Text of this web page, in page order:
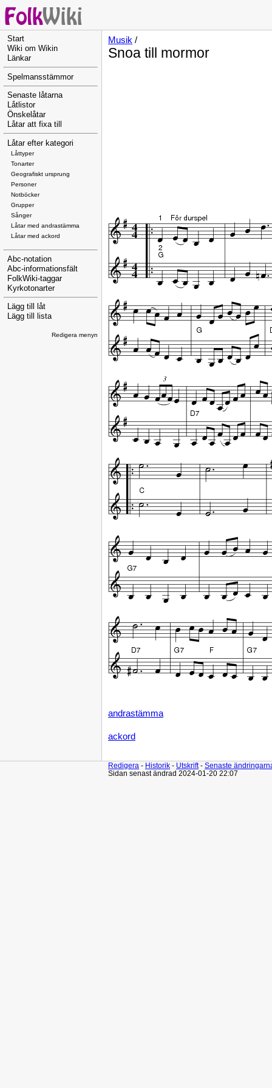
Start
Wiki om Wikin
Länkar
Spelmansstämmor
Senaste låtarna
Låtlistor
Önskelåtar
Låtar att fixa till
Låtar efter kategori
Låttyper
Tonarter
Geografiskt ursprung
Personer
Notböcker
Grupper
Sånger
Låtar med andrastämma
Låtar med ackord
Abc-notation
Abc-informationsfält
FolkWiki-taggar
Kyrkotonarter
Lägg till låt
Lägg till lista
Redigera menyn
Musik /
Snoa till mormor
andrastämma
ackord
Redigera - Historik - Utskrift- Senaste
Sidan senast ändrad 2024-01-20 22:07